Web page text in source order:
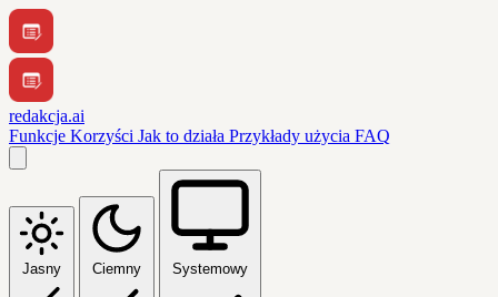
redakcja.ai
Funkcje Korzyści Jak to działa Przykłady użycia FAQ
Jasny Ciemny Systemowy